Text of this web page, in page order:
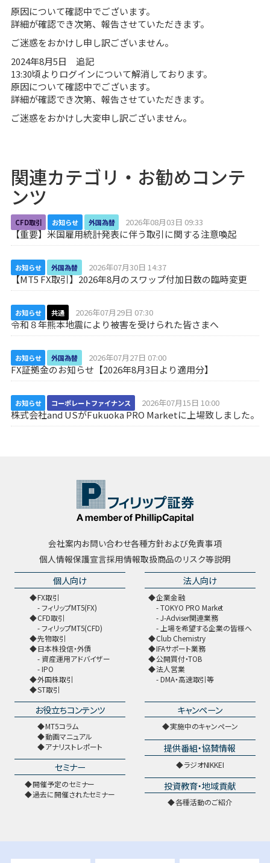
原因について確認中でございます。
詳細が確認でき次第、報告させていただきます。
ご迷惑をおかけし申し訳ございません。
2024年8月5日 追記
13:30頃よりログインについて解消しております。
原因について確認中でございます。
詳細が確認でき次第、報告させていただきます。
ご迷惑をおかけし大変申し訳ございません。
関連カテゴリ・お勧めコンテ
ンツ
CFD取引 お知らせ 外国為替 2026年08月03日 09:33
【重要】米国雇用統計発表に伴う取引に関する注意喚起
お知らせ 外国為替 2026年07月30日 14:37
【MT5 FX取引】2026年8月のスワップ付加日数の臨時変更
お知らせ 共通 2026年07月29日 07:30
令和８年熊本地震により被害を受けられた皆さまへ
お知らせ 外国為替 2026年07月27日 07:00
FX証拠金のお知らせ【2026年8月3日より適用分】
お知らせ コーポレートファイナンス 2026年07月15日 10:00
株式会社and USがFukuoka PRO Marketに上場致しました。
会社案内お問い合わせ各種方針および免責事項
個人情報保護宣言採用情報取扱商品のリスク等説明
個人向け
FX取引
フィリップMT5(FX)
CFD取引
フィリップMT5(CFD)
先物取引
日本株投信・外債
資産運用アドバイザー
IPO
外国株取引
ST取引
法人向け
企業金融
TOKYO PRO Market
J-Adviser関連業務
上場を希望する企業の皆様へ
Club Chemistry
IFAサポート業務
公開買付・TOB
法人営業
DMA・高速取引等
お役立ちコンテンツ
MT5コラム
動画マニュアル
アナリストレポート
セミナー
開催予定のセミナー
過去に開催されたセミナー
キャンペーン
実施中のキャンペーン
提供番組・協賛情報
ラジオNIKKEI
投資教育・地域貢献
各種活動のご紹介